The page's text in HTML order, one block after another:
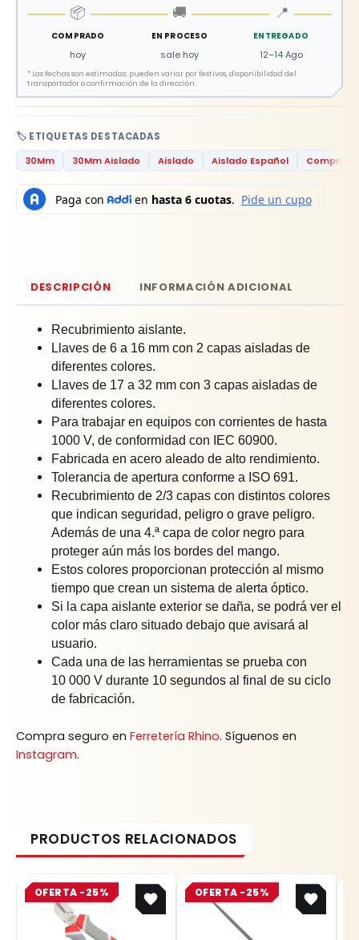
🏷️ ETIQUETAS DESTACADAS
30Mm
30Mm Aislado Aislado Aislado Español Comprar
📦
COMPRADO
hoy
🚚
EN PROCESO
sale hoy
📍
ENTREGADO
12–14 Ago
* Las fechas son estimadas: pueden variar por festivos, disponibilidad del
transportador o confirmación de la dirección.
DESCRIPCIÓN INFORMACIÓN ADICIONAL
Recubrimiento aislante.
Llaves de 6 a 16 mm con 2 capas aisladas de
diferentes colores.
Llaves de 17 a 32 mm con 3 capas aisladas de
diferentes colores.
Para trabajar en equipos con corrientes de hasta
1000 V, de conformidad con IEC 60900.
Fabricada en acero aleado de alto rendimiento.
Tolerancia de apertura conforme a ISO 691.
Recubrimiento de 2/3 capas con distintos colores
que indican seguridad, peligro o grave peligro.
Además de una 4.ª capa de color negro para
proteger aún más los bordes del mango.
Estos colores proporcionan protección al mismo
tiempo que crean un sistema de alerta óptico.
Si la capa aislante exterior se daña, se podrá ver el
color más claro situado debajo que avisará al
usuario.
Cada una de las herramientas se prueba con
10 000 V durante 10 segundos al final de su ciclo
de fabricación.
Compra seguro en Ferretería Rhino. Síguenos en
Instagram.
OFERTA -25%
Original
price
was:
$ 31.800.
Current
price
is:
$ 23.850.
OFERTA -25%
Original
price
was:
Current
price
is: